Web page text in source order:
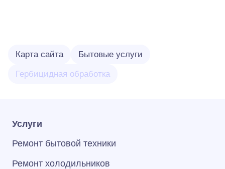
Карта сайта Бытовые услуги
Гербицидная обработка
Услуги
Ремонт бытовой техники
Ремонт холодильников